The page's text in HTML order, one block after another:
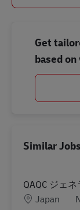
Get
based
Similar Jobs
QAQC ジェ
Location
Japan